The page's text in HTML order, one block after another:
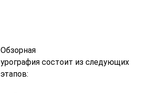
Обзорная
урография состоит из следующих
этапов: